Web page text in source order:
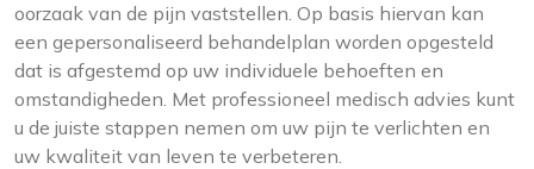
oorzaak van de pijn vaststellen. Op basis hiervan kan
een gepersonaliseerd behandelplan worden opgesteld
dat is afgestemd op uw individuele behoeften en
omstandigheden. Met professioneel medisch advies kunt
u de juiste stappen nemen om uw pijn te verlichten en
uw kwaliteit van leven te verbeteren.